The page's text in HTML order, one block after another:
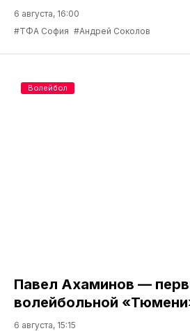
6 августа, 16:00
#ТФА София #Андрей Соколов
Павел Ахаминов —
волейбольной
6 августа, 15:15
Волейбол